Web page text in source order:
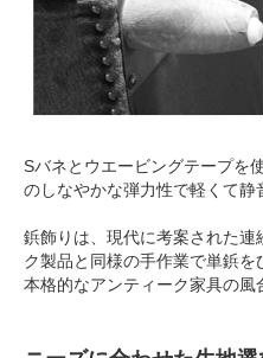
Sバネとウエービングテープを
のしなやかな弾力性で軽くて静
鋲飾りは、現代に考案された
ク製品と同様の手作業で単鋲
本格的なアンティーク家具の風